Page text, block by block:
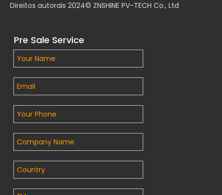
ZNSHINE SOLAR recebeu recentemente o prestigiado
Direitos autorais 2024© ZNSHINE PV-TECH Co., Ltd
Pre Sale Service